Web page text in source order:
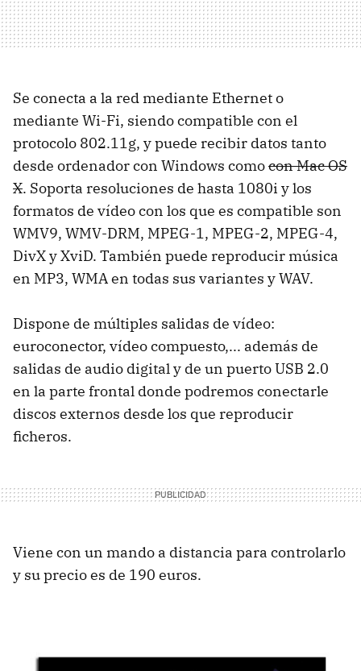
Se conecta a la red mediante Ethernet o
mediante Wi-Fi, siendo compatible con el
protocolo 802.11g, y puede recibir datos tanto
desde ordenador con Windows comocon Mac OS
X. Soporta resoluciones de hasta 1080i y los
formatos de vídeo con los que es compatible son
WMV9, WMV-DRM, MPEG-1, MPEG-2, MPEG-4,
DivX y XviD. También puede reproducir música
en MP3, WMA en todas sus variantes y WAV.
Dispone de múltiples salidas de vídeo:
euroconector, vídeo compuesto,... además de
salidas de audio digital y de un puerto USB 2.0
en la parte frontal donde podremos conectarle
discos externos desde los que reproducir
ficheros.
Viene con un mando a distancia para controlarlo
y su precio es de 190 euros.